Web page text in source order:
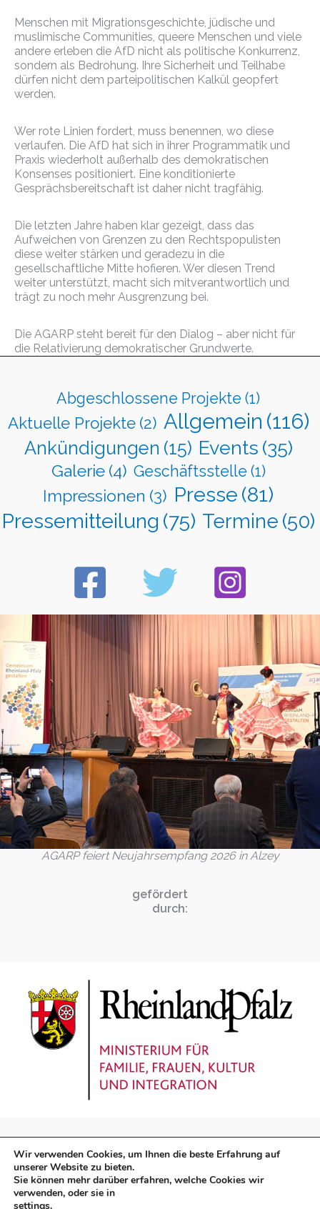
Menschen mit Migrationsgeschichte, jüdische und
muslimische Communities, queere Menschen und viele
andere erleben die AfD nicht als politische Konkurrenz,
sondern als Bedrohung. Ihre Sicherheit und Teilhabe
dürfen nicht dem parteipolitischen Kalkül geopfert
werden.
Wer rote Linien fordert, muss benennen, wo diese
verlaufen. Die AfD hat sich in ihrer Programmatik und
Praxis wiederholt außerhalb des demokratischen
Konsenses positioniert. Eine konditionierte
Gesprächsbereitschaft ist daher nicht tragfähig.
Die letzten Jahre haben klar gezeigt, dass das
Aufweichen von Grenzen zu den Rechtspopulisten
diese weiter stärken und geradezu in die
gesellschaftliche Mitte hofieren. Wer diesen Trend
weiter unterstützt, macht sich mitverantwortlich und
trägt zu noch mehr Ausgrenzung bei.
Die AGARP steht bereit für den Dialog – aber nicht für
die Relativierung demokratischer Grundwerte.
Abgeschlossene Projekte (1)
Aktuelle Projekte (2) Allgemein (116)
Ankündigungen (15) Events (35)
Galerie (4) Geschäftsstelle (1)
Impressionen (3) Presse (81)
Pressemitteilung (75) Termine (50)
AGARP feiert Neujahrsempfang 2026 in Alzey
gefördert
durch:
Impressum
Wir verwenden Cookies, um Ihnen die beste Erfahrung auf
unserer Website zu bieten.
Sie können mehr darüber erfahren, welche Cookies wir
verwenden, oder sie in
settings.